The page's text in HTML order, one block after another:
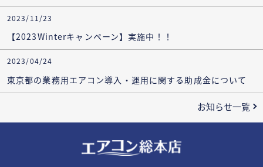
2023/11/23
【2023Winterキャンペーン】実施中！！
2023/04/24
東京都の業務用エアコン導入・運用に関する助成金について
お知らせ一覧